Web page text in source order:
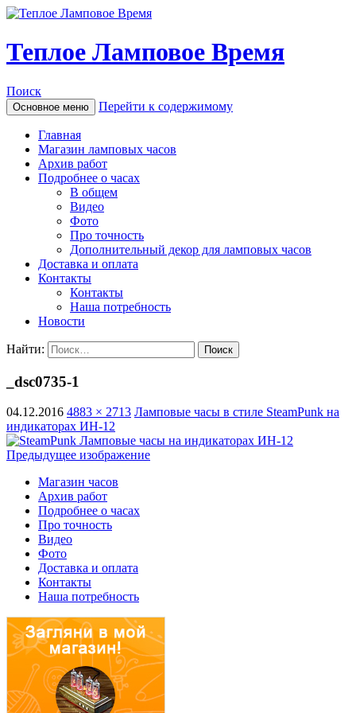
Теплое Ламповое Время
Поиск
Основное меню Перейти к содержимому
Главная
Магазин ламповых часов
Архив работ
Подробнее о часах
В общем
Видео
Фото
Про точность
Дополнительный декор для ламповых часов
Доставка и оплата
Контакты
Контакты
Наша потребность
Новости
Найти:
_dsc0735-1
04.12.2016 4883 × 2713 Ламповые часы в стиле SteamPunk на
индикаторах ИН-12
Предыдущее изображение
Магазин часов
Архив работ
Подробнее о часах
Про точность
Видео
Фото
Доставка и оплата
Контакты
Наша потребность